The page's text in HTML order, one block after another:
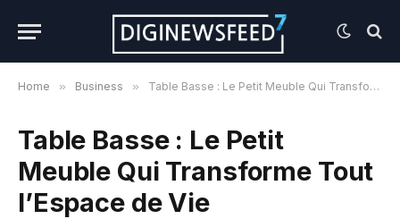
Home » Business » Table Basse : Le Petit Meuble Qui Transforme Tout l’Espace de Vie
Table Basse : Le Petit
Meuble Qui Transforme Tout
l’Espace de Vie